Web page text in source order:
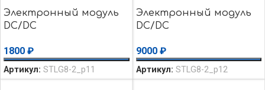
Электронный модуль
DC/DC
AIMTEC AM4TW-
2415SH35Z Плата №11
Б/y
1800 ₽
Артикул: STLG8-2_p11
Электронный модуль
DC/DC
PB10FG-2405E2:1LF
Плата №12 Б/y
9000 ₽
Артикул: STLG8-2_p12